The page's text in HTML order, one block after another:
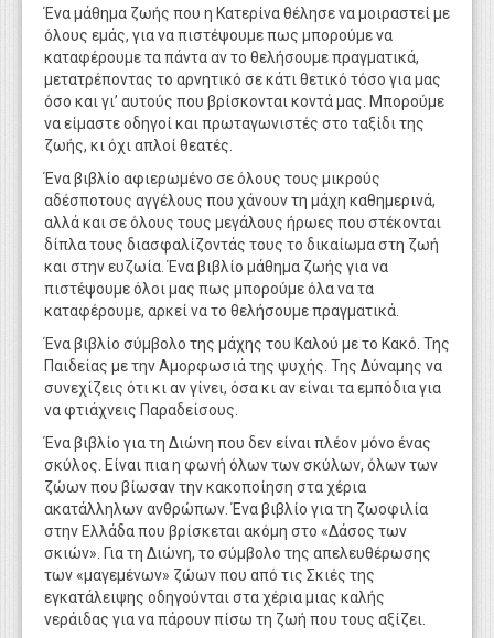
Ένα μάθημα ζωής που η Κατερίνα θέλησε να μοιραστεί με
όλους εμάς, για να πιστέψουμε πως μπορούμε να
καταφέρουμε τα πάντα αν το θελήσουμε πραγματικά,
μετατρέποντας το αρνητικό σε κάτι θετικό τόσο για μας
όσο και γι’ αυτούς που βρίσκονται κοντά μας. Μπορούμε
να είμαστε οδηγοί και πρωταγωνιστές στο ταξίδι της
ζωής, κι όχι απλοί θεατές.
Ένα βιβλίο αφιερωμένο σε όλους τους μικρούς
αδέσποτους αγγέλους που χάνουν τη μάχη καθημερινά,
αλλά και σε όλους τους μεγάλους ήρωες που στέκονται
δίπλα τους διασφαλίζοντάς τους το δικαίωμα στη ζωή
και στην ευζωία. Ένα βιβλίο μάθημα ζωής για να
πιστέψουμε όλοι μας πως μπορούμε όλα να τα
καταφέρουμε, αρκεί να το θελήσουμε πραγματικά.
Ένα βιβλίο σύμβολο της μάχης του Καλού με το Κακό. Της
Παιδείας με την Αμορφωσιά της ψυχής. Της Δύναμης να
συνεχίζεις ότι κι αν γίνει, όσα κι αν είναι τα εμπόδια για
να φτιάχνεις Παραδείσους.
Ένα βιβλίο για τη Διώνη που δεν είναι πλέον μόνο ένας
σκύλος. Είναι πια η φωνή όλων των σκύλων, όλων των
ζώων που βίωσαν την κακοποίηση στα χέρια
ακατάλληλων ανθρώπων. Ένα βιβλίο για τη ζωοφιλία
στην Ελλάδα που βρίσκεται ακόμη στο «Δάσος των
σκιών». Για τη Διώνη, το σύμβολο της απελευθέρωσης
των «μαγεμένων» ζώων που από τις Σκιές της
εγκατάλειψης οδηγούνται στα χέρια μιας καλής
νεράιδας για να πάρουν πίσω τη ζωή που τους αξίζει.